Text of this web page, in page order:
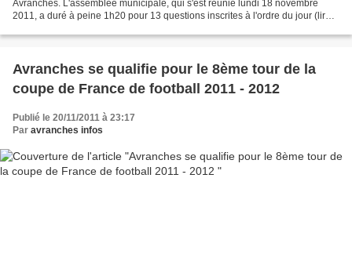
Avranches. L'assemblée municipale, qui s'est réunie lundi 18 novembre
2011, a duré à peine 1h20 pour 13 questions inscrites à l'ordre du jour (lire
Avranches se qualifie pour le 8ème tour de la
coupe de France de football 2011 - 2012
Publié le 20/11/2011 à 23:17
Par avranches infos